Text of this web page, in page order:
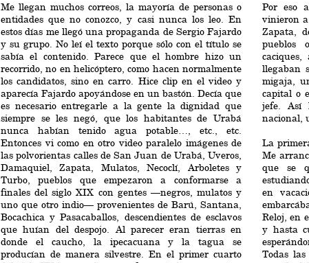
Me llegan muchos correos, la mayoría de personas o
entidades que no conozco, y casi nunca los leo. En
estos días me llegó una propaganda de Sergio Fajardo
y su grupo. No leí el texto porque sólo con el título se
sabía el contenido. Parece que el hombre hizo un
recorrido, no en helicóptero, como hacen normalmente
los candidatos, sino en carro. Hice clip en el video y
aparecía Fajardo apoyándose en un bastón. Decía que
es necesario entregarle a la gente la dignidad que
siempre se les negó, que los habitantes de Urabá
nunca habían tenido agua potable…, etc., etc.
Entonces vi como en otro video paralelo imágenes de
las polvorientas calles de San Juan de Urabá, Uveros,
Damaquiel, Zapata, Mulatos, Necoclí, Arboletes y
Turbo, pueblos que empezaron a conformarse a
finales del siglo XIX con gentes —negros, mulatos y
uno que otro indio— provenientes de Barú, Santana,
Bocachica y Pasacaballos, descendientes de esclavos
que huían del despojo. Al parecer eran tierras en
donde el caucho, la ipecacuana y la tagua se
producían de manera silvestre. En el primer cuarto
Por eso
vinieron a
Zapata,
pueblos
llegaban
migaja,
capital o
jefe. Así
nacional,
La
Me
que se
en
Reloj, en
y hasta
Todas